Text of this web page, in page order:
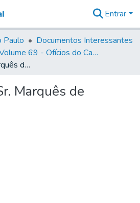
&
Coleções
Tudo na
Biblioteca
Estatísticas
Entrar
Paulo
Documentos Interessantes
Volume 69 - Ofícios do Capitão D. Luiz Antonio de Souza Botelho Mourão aos Vice-Reis e Ministros (1771-1772)
Ofício para o Sr. Marquês de Pombal
Marquês de